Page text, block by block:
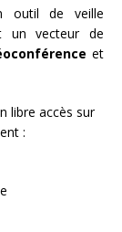
outil de veille
un vecteur de
et
libre accès sur
: